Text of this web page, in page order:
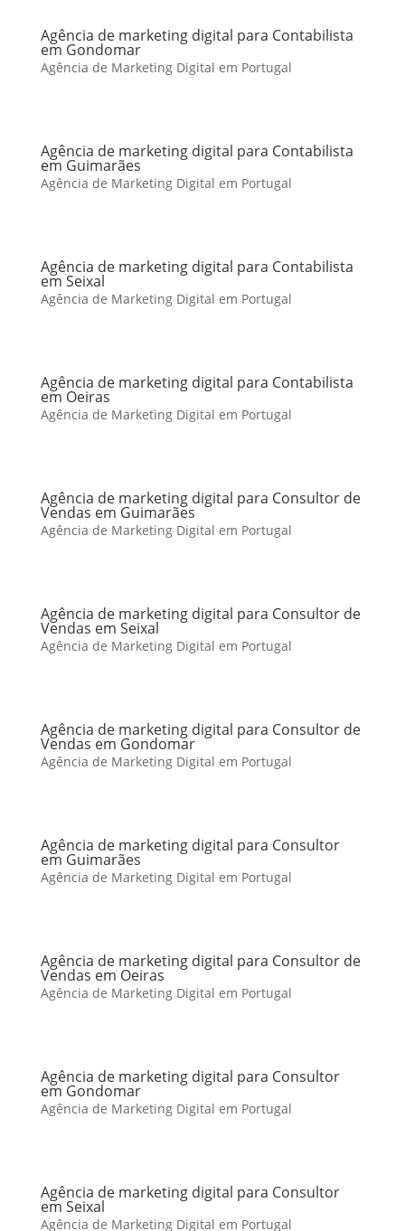
Agência de marketing digital para Contabilista
em Gondomar
Agência de Marketing Digital em Portugal
Agência de marketing digital para Contabilista
em Guimarães
Agência de Marketing Digital em Portugal
Agência de marketing digital para Contabilista
em Seixal
Agência de Marketing Digital em Portugal
Agência de marketing digital para Contabilista
em Oeiras
Agência de Marketing Digital em Portugal
Agência de marketing digital para Consultor de
Vendas em Guimarães
Agência de Marketing Digital em Portugal
Agência de marketing digital para Consultor de
Vendas em Seixal
Agência de Marketing Digital em Portugal
Agência de marketing digital para Consultor de
Vendas em Gondomar
Agência de Marketing Digital em Portugal
Agência de marketing digital para Consultor
em Guimarães
Agência de Marketing Digital em Portugal
Agência de marketing digital para Consultor de
Vendas em Oeiras
Agência de Marketing Digital em Portugal
Agência de marketing digital para Consultor
em Gondomar
Agência de Marketing Digital em Portugal
Agência de marketing digital para Consultor
em Seixal
Agência de Marketing Digital em Portugal